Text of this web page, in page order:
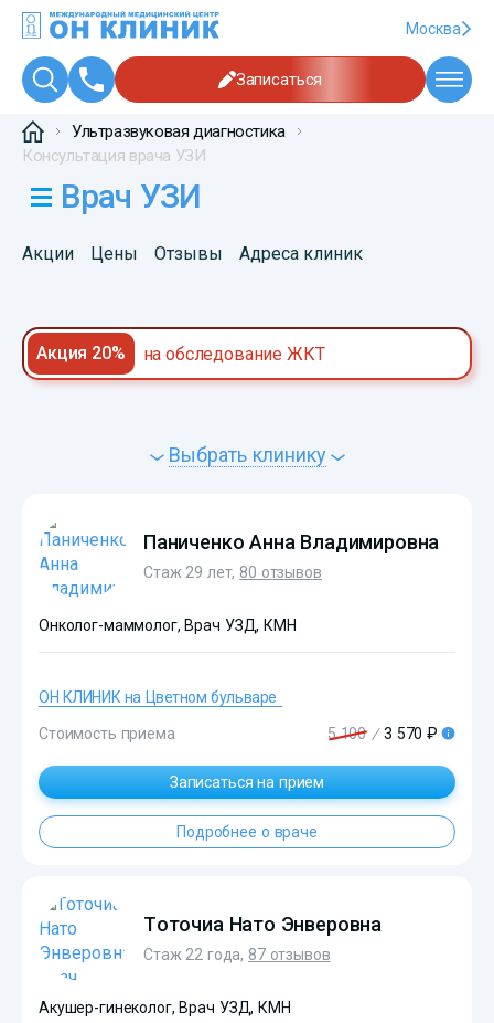
Москва
Записаться
Ультразвуковая диагностика
Консультация врача УЗИ
Врач УЗИ
Акции Цены Отзывы Адреса клиник
Акция 20% на обследование ЖКТ
Выбрать клинику
Паниченко Анна Владимировна
Стаж 29 лет, 80 отзывов
Онколог-маммолог, Врач УЗД, КМН
ОН КЛИНИК на Цветном бульваре
Стоимость приема 5 100 / 3 570 ₽
Записаться на прием
Подробнее о враче
Тоточиа Нато Энверовна
Стаж 22 года, 87 отзывов
Акушер-гинеколог, Врач УЗД, КМН